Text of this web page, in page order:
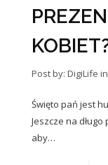
Post by: DigiLife in
Święto pań jest
Jeszcze na
aby…